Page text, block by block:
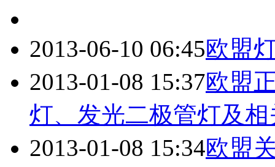
2013-06-10 06:45欧盟
2013-01-08 15:37欧盟
灯、发光二极管灯及
2013-01-08 15:34欧盟